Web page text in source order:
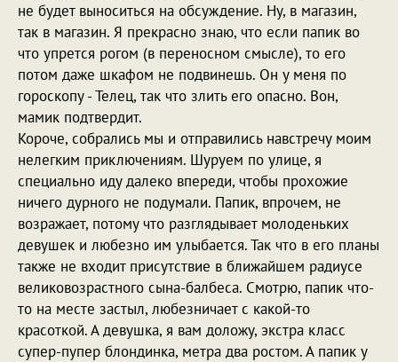
не будет выноситься на обсуждение. Ну, в магазин,
так в магазин. Я прекрасно знаю, что если папик во
что упрется рогом (в переносном смысле), то его
потом даже шкафом не подвинешь. Он у меня по
гороскопу - Телец, так что злить его опасно. Вон,
мамик подтвердит.
Короче, собрались мы и отправились навстречу моим
нелегким приключениям. Шуруем по улице, я
специально иду далеко впереди, чтобы прохожие
ничего дурного не подумали. Папик, впрочем, не
возражает, потому что разглядывает молоденьких
девушек и любезно им улыбается. Так что в его планы
также не входит присутствие в ближайшем радиусе
великовозрастного сына-балбеса. Смотрю, папик что-
то на месте застыл, любезничает с какой-то
красоткой. А девушка, я вам доложу, экстра класс
супер-пупер блондинка, метра два ростом. А папик у